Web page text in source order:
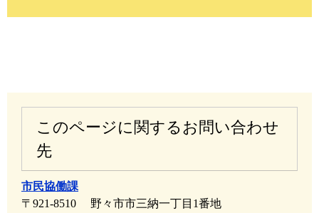
このページに関するお問い合わせ
先
市民協働課
〒921-8510
野々市市三納一丁目1番地